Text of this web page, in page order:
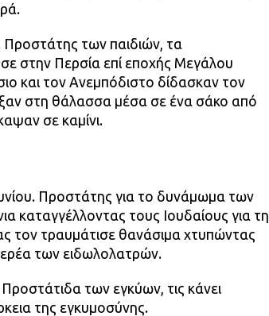
Προστάτης των παιδιών, τα
στην Περσία επί εποχής Μεγάλου
και τον Ανεμπόδιστο δίδασκαν τον
στη θάλασσα μέσα σε ένα σάκο από
σε καμίνι.
Προστάτης για το δυνάμωμα των
καταγγέλλοντας τους Ιουδαίους για τη
τον τραυμάτισε θανάσιμα χτυπώντας
των ειδωλολατρών.
των εγκύων, τις κάνει
της εγκυμοσύνης.